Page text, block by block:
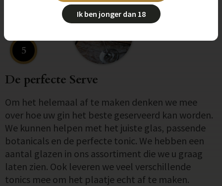
5
De perfecte Serve
Om het helemaal af te maken denken we mee
over hoe uw gin het beste geserveerd kan worden.
We kunnen helpen met het juiste glas, passende
botanicals en de perfecte tonic. We hebben een
aantal glazen in ons assortiment die we u graag
laten zien. Ook leveren we veel verschillende
tonics mee om het plaatje echt af te maken.
Ik ben jonger dan 18